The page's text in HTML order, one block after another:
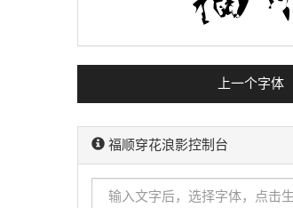
上一个字体
福顺穿花浪影控制台